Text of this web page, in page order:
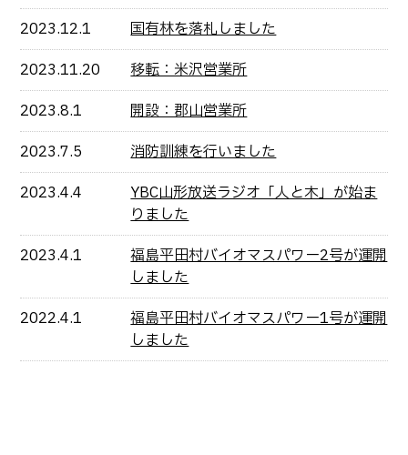
2023.12.1
国有林を落札しました
2023.11.20
移転：米沢営業所
2023.8.1
開設：郡山営業所
2023.7.5
消防訓練を行いました
2023.4.4
YBC山形放送ラジオ「人と木」が始ま
りました
2023.4.1
福島平田村バイオマスパワー2号が運開
しました
2022.4.1
福島平田村バイオマスパワー1号が運開
しました